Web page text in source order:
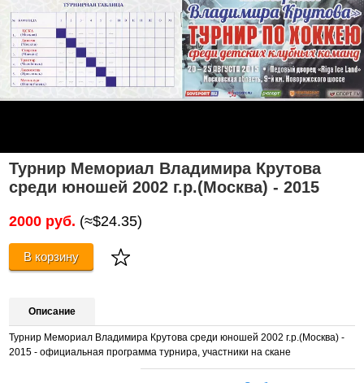
Турнир Мемориал Владимира Крутова
среди юношей 2002 г.р.(Москва) - 2015
2000 руб. (≈$24.35)
В корзину
Описание
Турнир Мемориал Владимира Крутова среди юношей 2002 г.р.(Москва) -
2015 - официальная программа турнира, участники на скане